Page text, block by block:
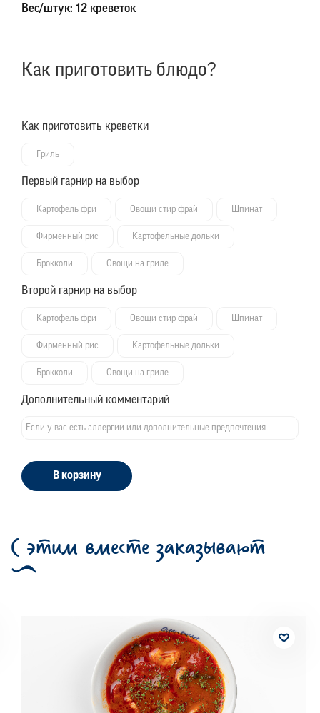
Вес/штук: 12 креветок
Как приготовить блюдо?
Как приготовить креветки
Гриль
Первый гарнир на выбор
Картофель фри Овощи стир фрай Шпинат
Фирменный рис Картофельные дольки
Брокколи Овощи на гриле
Второй гарнир на выбор
Картофель фри Овощи стир фрай Шпинат
Фирменный рис Картофельные дольки
Брокколи Овощи на гриле
Дополнительный комментарий
В корзину
С этим вместе заказывают